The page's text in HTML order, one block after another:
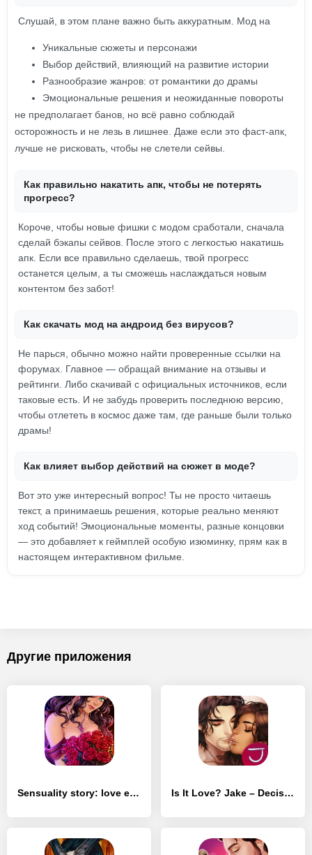
Слушай, в этом плане важно быть аккуратным. Мод на
Уникальные сюжеты и персонажи
Выбор действий, влияющий на развитие истории
Разнообразие жанров: от романтики до драмы
Эмоциональные решения и неожиданные повороты
не предполагает банов, но всё равно соблюдай
осторожность и не лезь в лишнее. Даже если это фаст-апк,
лучше не рисковать, чтобы не слетели сейвы.
Как правильно накатить апк, чтобы не потерять
прогресс?
Короче, чтобы новые фишки с модом сработали, сначала
сделай бэкапы сейвов. После этого с легкостью накатишь
апк. Если все правильно сделаешь, твой прогресс
останется целым, а ты сможешь наслаждаться новым
контентом без забот!
Как скачать мод на андроид без вирусов?
Не парься, обычно можно найти проверенные ссылки на
форумах. Главное — обращай внимание на отзывы и
рейтинги. Либо скачивай с официальных источников, если
таковые есть. И не забудь проверить последнюю версию,
чтобы отлететь в космос даже там, где раньше были только
драмы!
Как влияет выбор действий на сюжет в моде?
Вот это уже интересный вопрос! Ты не просто читаешь
текст, а принимаешь решения, которые реально меняют
ход событий! Эмоциональные моменты, разные концовки
— это добавляет к геймплей особую изюминку, прям как в
настоящем интерактивном фильме.
Другие приложения
Sensuality story: love episode Is It Love? Jake – Decisions (New Episode)